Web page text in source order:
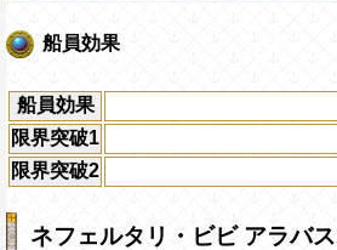
船員効果
船員効果
限界突破1
限界突破2
ネフェルタリ・ビビ アラバ